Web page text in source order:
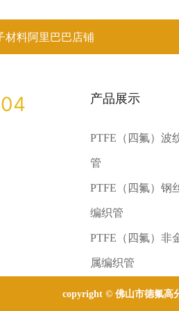
材料阿里巴巴店铺
产品展示
PTFE（四氟）波
管
PTFE（四氟）钢
编织管
PTFE（四氟）非
属编织管
copyright © 佛山市德氟高